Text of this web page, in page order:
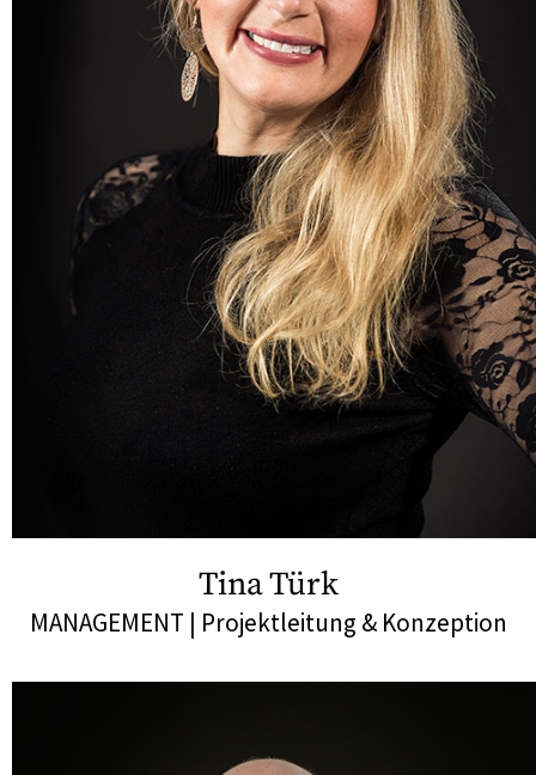
Tina Türk
MANAGEMENT | Projektleitung & Konzeption